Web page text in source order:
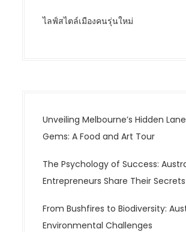
ไลฟ์สไตล์เมืองคนรุ่นใหม่
Unveiling Melbourne’s Hidden
Gems: A Food and Art Tour
The Psychology of Success:
Entrepreneurs Share Their Secrets
From Bushfires to Biodiversity:
Environmental Challenges